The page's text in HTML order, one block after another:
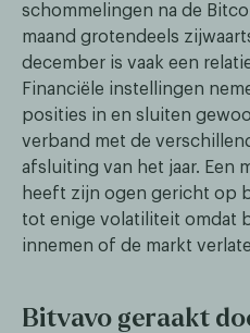
schommelingen na de
maand grotendeels
december is vaak een
Financiële instellingen
posities in en sluiten
verband met de
afsluiting van het jaar. Een
heeft zijn ogen gericht op
tot enige volatiliteit omdat
innemen of de markt
Bitvavo geraakt